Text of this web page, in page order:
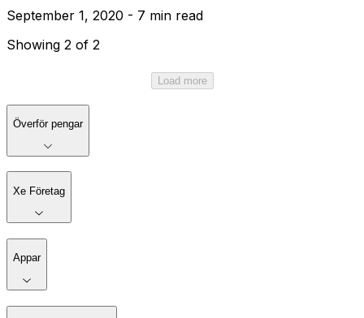
September 1, 2020 - 7 min read
Showing 2 of 2
Load more
Överför pengar
Xe Företag
Appar